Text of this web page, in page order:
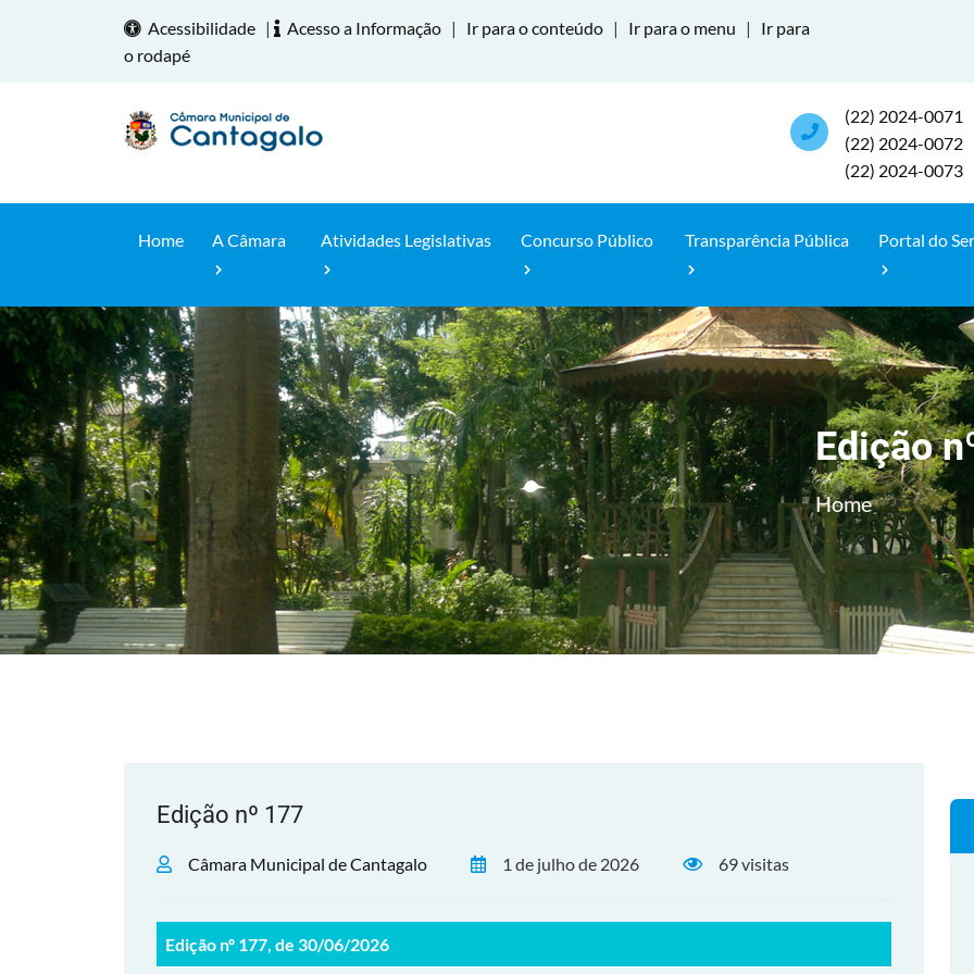
Acessibilidade | Acesso a Informação | Ir para o conteúdo | Ir para o menu |
Ir para
o rodapé
(22) 2024-0071
(22) 2024-0072
(22) 2024-0073
Home A Câmara Atividades Legislativas Concurso Público Transparência Pública Portal do
Edição
Home
Edição nº 177
Câmara Municipal de Cantagalo 1 de julho de 2026 69 visitas
Edição nº 177, de 30/06/2026